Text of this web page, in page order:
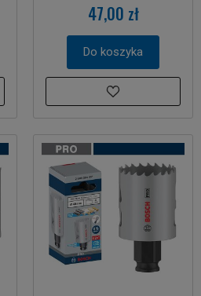
47,00 zł
Do koszyka